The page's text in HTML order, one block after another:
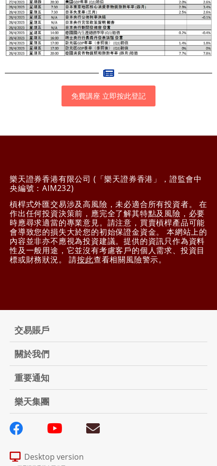
免費講座 立即按此登記
樂天證券香港有限公司 (「樂天證券香港」，證監會中
央編號：AIM232)
槓桿式外匯交易涉及高風險，未必適合所有投資者。 在
作出任何投資決策前，應完全了解其特點及風險，必要
時應尋求適當的專業意見。請注意，買賣槓桿產品可能
會導致您的損失大於您的初始保證金資金。 本網站上的
內容並非亦不應視為投資建議。提供的資訊只作為資料
性及一般用途，它並沒有考慮客戶的個人需求、投資目
標或財務狀況。 請按此查看相關風險警示。
交易賬戶
關於我們
重要通知
樂天集團
Desktop version